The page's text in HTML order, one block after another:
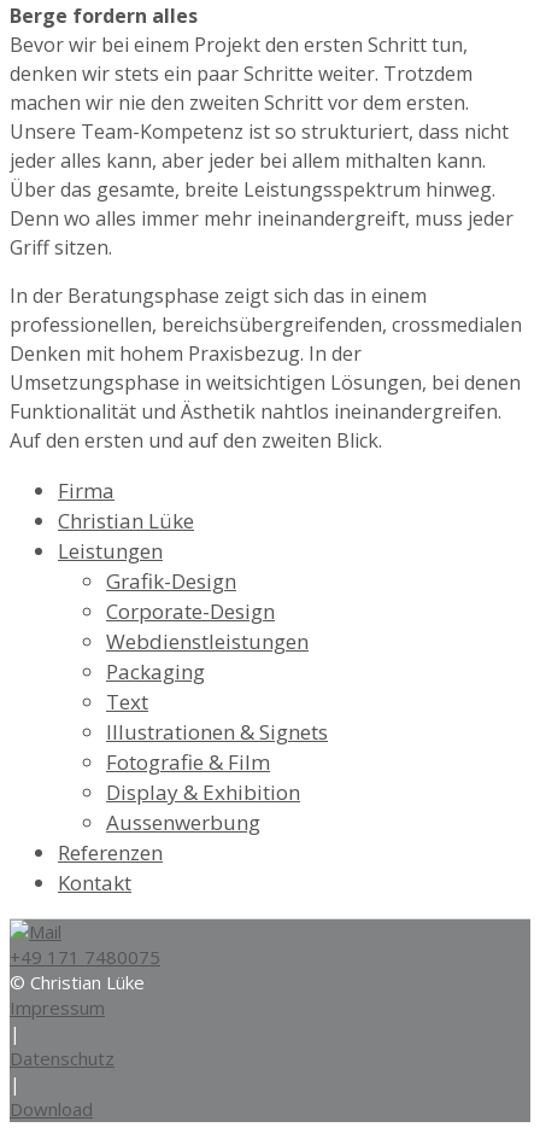
Berge fordern alles
Bevor wir bei einem Projekt den ersten Schritt tun,
denken wir stets ein paar Schritte weiter. Trotzdem
machen wir nie den zweiten Schritt vor dem ersten.
Unsere Team-Kompetenz ist so strukturiert, dass nicht
jeder alles kann, aber jeder bei allem mithalten kann.
Über das gesamte, breite Leistungsspektrum hinweg.
Denn wo alles immer mehr ineinandergreift, muss jeder
Griff sitzen.
In der Beratungsphase zeigt sich das in einem
professionellen, bereichsübergreifenden, crossmedialen
Denken mit hohem Praxisbezug. In der
Umsetzungsphase in weitsichtigen Lösungen, bei denen
Funktionalität und Ästhetik nahtlos ineinandergreifen.
Auf den ersten und auf den zweiten Blick.
Firma
Christian Lüke
Leistungen
Grafik-Design
Corporate-Design
Webdienstleistungen
Packaging
Text
Illustrationen & Signets
Fotografie & Film
Display & Exhibition
Aussenwerbung
Referenzen
Kontakt
+49 171 7480075
© Christian Lüke
Impressum
|
Datenschutz
|
Download